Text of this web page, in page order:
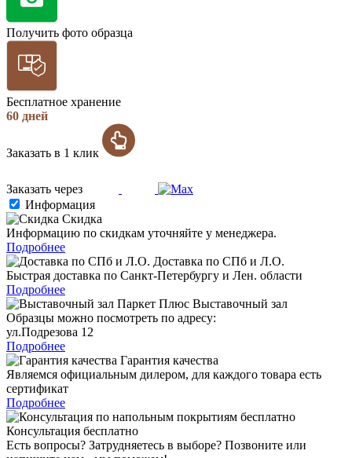
Получить фото образца
Бесплатное хранение
60 дней
Заказать в 1 клик
Заказать через
Информация
Скидка
Информацию по скидкам уточняйте у менеджера.
Подробнее
Доставка по СПб и Л.О.
Быстрая доставка по Санкт-Петербургу и Лен. области
Подробнее
Выставочный зал
Образцы можно посмотреть по адресу:
ул.Подрезова 12
Подробнее
Гарантия качества
Являемся официальным дилером, для каждого товара есть
сертификат
Подробнее
Консультация бесплатно
Есть вопросы? Затрудняетесь в выборе? Позвоните или